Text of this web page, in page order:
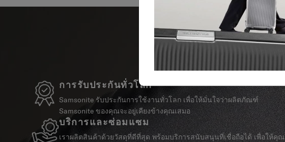
การรับประกันทั่วโลก
Samsonite รับประกันการใช้งานทั่วโลก เพื่อให้มั่นใจว่าผลิตภัณฑ์
Samsonite ของคุณจะอยู่เคียงข้างคุณเสมอ
บริการและซ่อมแซม
เราผลิตสินค้าด้วยวัสดุที่ดีที่สุด พร้อมบริการสนับสนุนที่เชื่อถือได้ เพื่อให้คุณ